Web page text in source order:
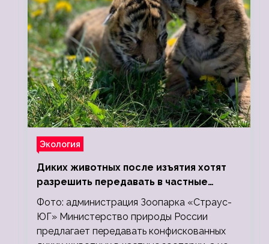
Экология
Диких животных после изъятия хотят
разрешить передавать в частные
зоопарки
Фото: администрация Зоопарка «Страус-
ЮГ» Министерство природы России
предлагает передавать конфискованных